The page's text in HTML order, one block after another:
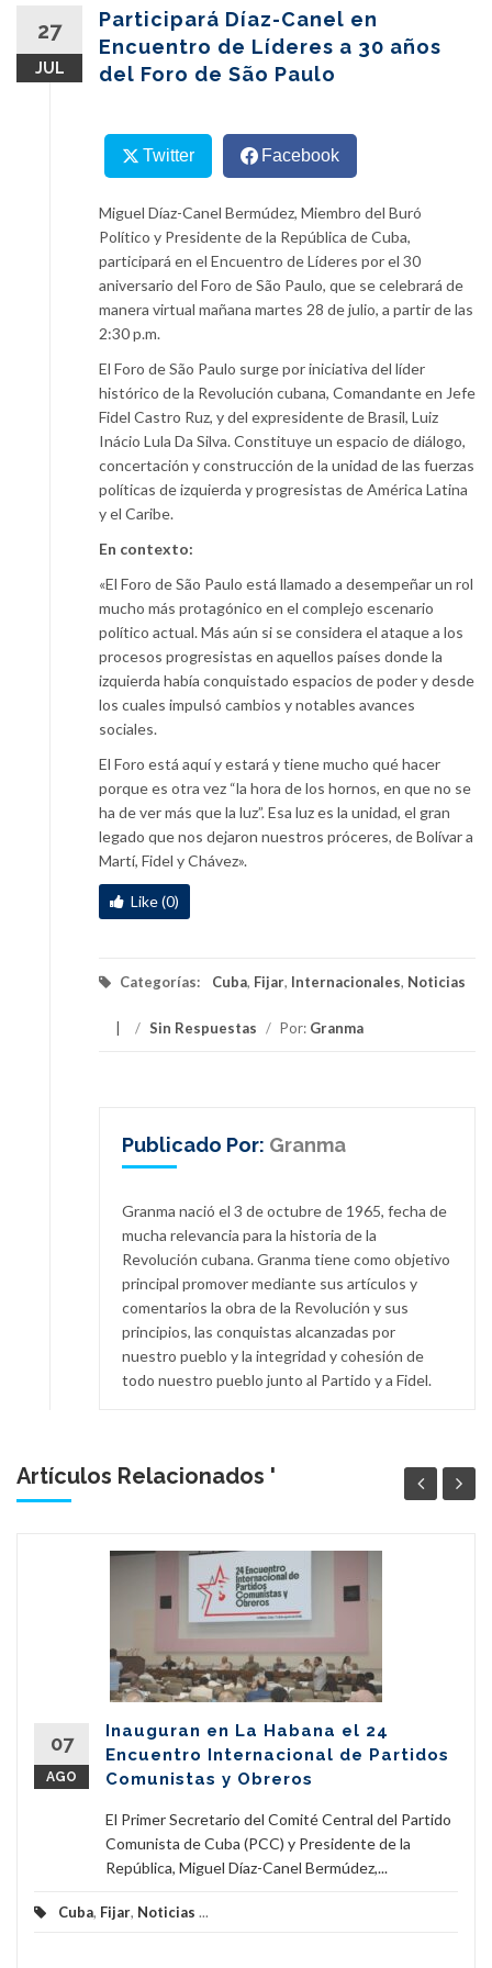
27
JUL
Participará Díaz-Canel en
Encuentro de Líderes a 30 años
del Foro de São Paulo
Twitter Facebook
Miguel Díaz-Canel Bermúdez, Miembro del Buró
Político y Presidente de la República de Cuba,
participará en el Encuentro de Líderes por el 30
aniversario del Foro de São Paulo, que se celebrará de
manera virtual mañana martes 28 de julio, a partir de las
2:30 p.m.
El Foro de São Paulo surge por ­iniciativa del líder
histórico de la Revolución cubana, Comandante en Jefe
Fidel Castro Ruz, y del expresidente de Brasil, Luiz
Inácio Lula Da Silva. Constituye un espacio de diálogo,
concertación y construcción de la unidad de las fuerzas
políticas de izquierda y progresistas de América Latina
y el Caribe.
En contexto:
«El Foro de São Paulo está llamado a desempeñar un rol
mucho más protagónico en el complejo escenario
político actual. Más aún si se considera el ataque a los
procesos progresistas en aquellos países donde la
izquierda había conquistado espacios de poder y desde
los cuales impulsó cambios y notables avances
sociales.
El Foro está aquí y estará y tiene mucho qué hacer
porque es otra vez “la hora de los hornos, en que no se
ha de ver más que la luz”. Esa luz es la unidad, el gran
legado que nos dejaron nuestros próceres, de Bolívar a
Martí, Fidel y Chávez».
Like (0)
Categorías: Cuba, Fijar, Internacionales, Noticias
/ Sin Respuestas / Por: Granma
Publicado Por: Granma
Granma nació el 3 de octubre de 1965, fecha de
mucha relevancia para la historia de la
Revolución cubana. Granma tiene como objetivo
principal promover mediante sus artículos y
comentarios la obra de la Revolución y sus
principios, las conquistas alcanzadas por
nuestro pueblo y la integridad y cohesión de
todo nuestro pueblo junto al Partido y a Fidel.
Artículos Relacionados '
07
AGO
Inauguran en La Habana el 24
Encuentro Internacional de Partidos
Comunistas y Obreros
El Primer Secretario del Comité Central del Partido
Comunista de Cuba (PCC) y Presidente de la
República, Miguel Díaz-Canel Bermúdez,...
Cuba, Fijar, Noticias ...